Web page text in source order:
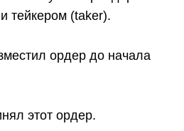
тейкером (taker).
ордер до начала
этот ордер.